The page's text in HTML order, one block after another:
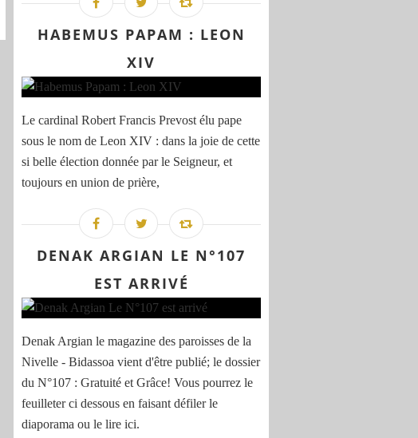
HABEMUS PAPAM : LEON
XIV
Le cardinal Robert Francis Prevost élu pape
sous le nom de Leon XIV : dans la joie de cette
si belle élection donnée par le Seigneur, et
toujours en union de prière,
DENAK ARGIAN LE N°107
EST ARRIVÉ
Denak Argian le magazine des paroisses de la
Nivelle - Bidassoa vient d'être publié; le dossier
du N°107 : Gratuité et Grâce! Vous pourrez le
feuilleter ci dessous en faisant défiler le
diaporama ou le lire ici.